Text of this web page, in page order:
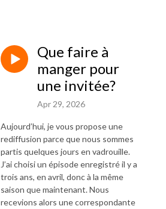
Que faire à
manger pour
une invitée?
Apr 29, 2026
Aujourd’hui, je vous propose une
rediffusion parce que nous sommes
partis quelques jours en vadrouille.
J’ai choisi un épisode enregistré il y a
trois ans, en avril, donc à la même
saison que maintenant. Nous
recevions alors une correspondante